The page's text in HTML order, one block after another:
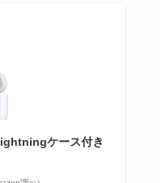
ケース付き